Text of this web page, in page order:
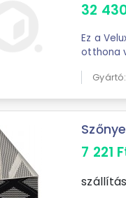
32
Ez a
otthona
7 221